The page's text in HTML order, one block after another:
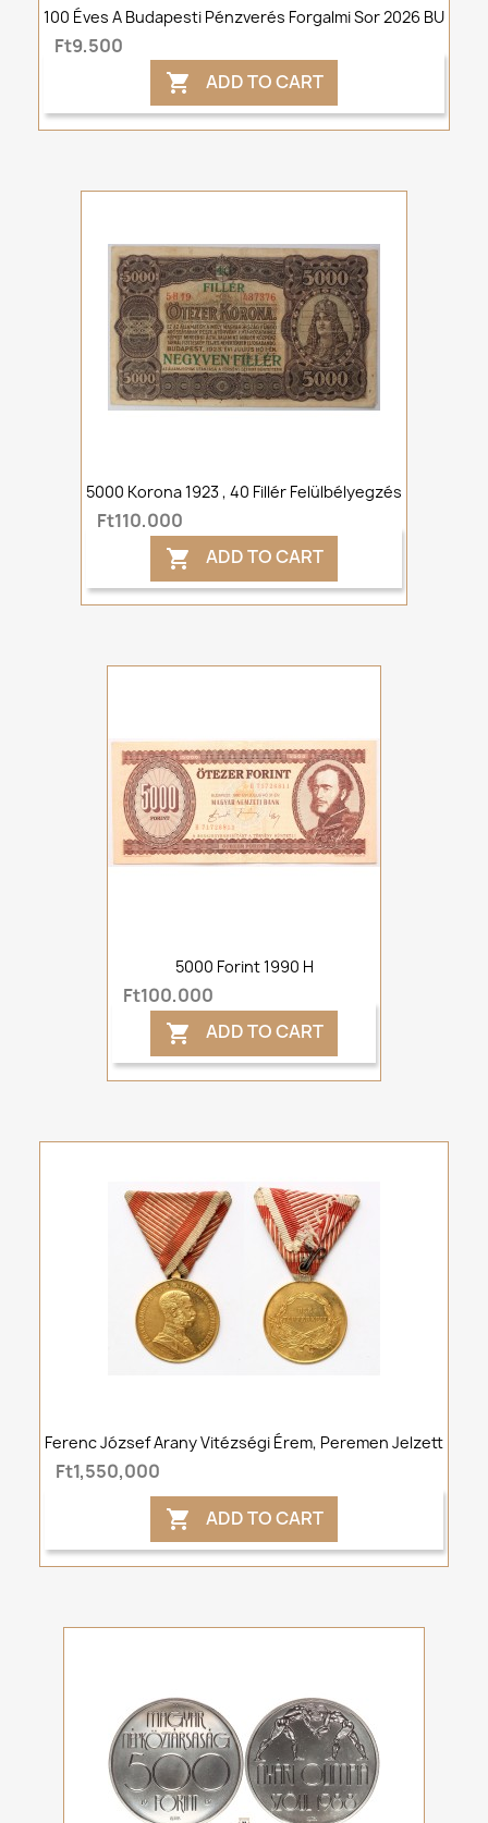
100 Éves A Budapesti Pénzverés Forgalmi Sor 2026 BU
Ft9,500
 ADD TO CART
5000 Korona 1923 , 40 Fillér Felülbélyegzés
Ft110,000
 ADD TO CART
5000 Forint 1990 H
Ft100,000
 ADD TO CART
Ferenc József Arany Vitézségi Érem, Peremen Jelzett
Ft1,550,000
 ADD TO CART